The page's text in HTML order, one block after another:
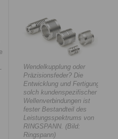
Wendelkupplung oder
Präzisionsfeder? Die
Entwicklung und Fertigung
solch kundenspezifischer
Wellenverbindungen ist
fester Bestandteil des
Leistungsspektrums von
RINGSPANN. (Bild:
Ringspann)